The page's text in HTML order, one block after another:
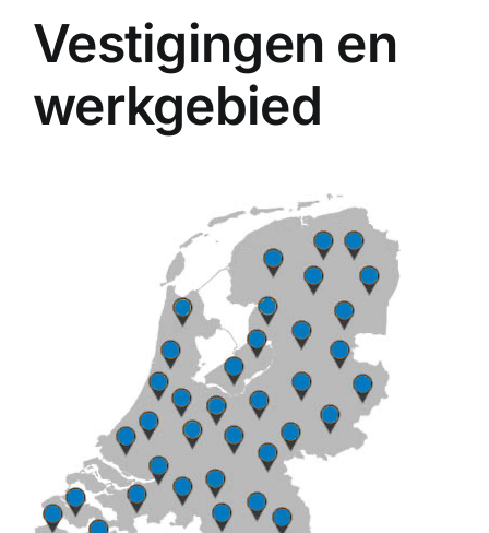
Vestigingen en
werkgebied